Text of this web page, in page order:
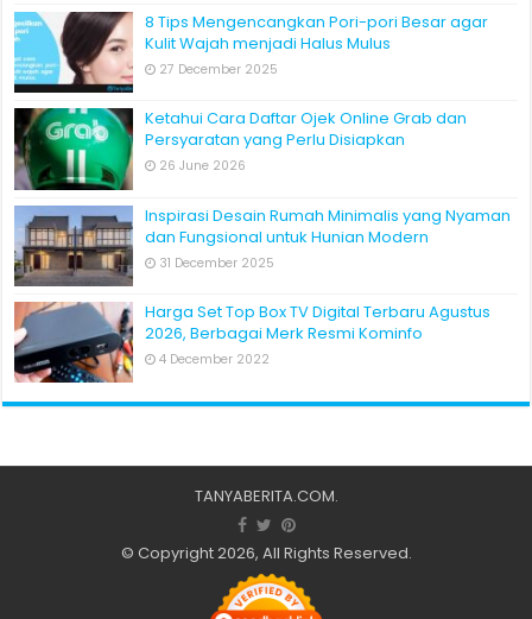
8 Tips Mengencangkan Pori-pori Besar agar
Kulit Wajah menjadi Halus Mulus
27 December 2025
Ketahui Cara Daftar Ojek Online Grab dan
Persyaratan yang Perlu Disiapkan
26 June 2026
Inspirasi Desain Rumah Minimalis yang Nyaman
dan Fungsional untuk Hunian Modern
31 December 2025
Harga Set Top Box TV Digital Terbaru Agustus
2026, Berbagai Merk Resmi Kominfo
4 December 2022
TANYABERITA.COM.
© Copyright 2026, All Rights Reserved.